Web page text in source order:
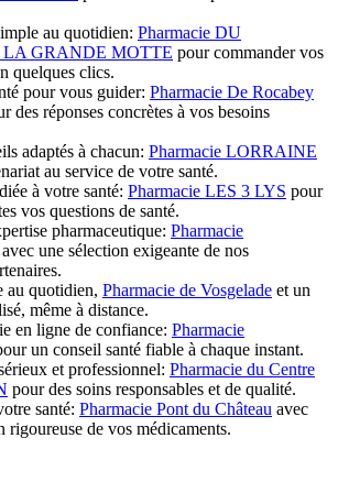
au quotidien: Pharmacie DU
GRANDE MOTTE pour commander vos
quelques clics.
pour vous guider: Pharmacie De Rocabey
des réponses concrètes à vos besoins
adaptés à chacun: Pharmacie LORRAINE
au service de votre santé.
à votre santé: Pharmacie LES 3 LYS pour
vos questions de santé.
pharmaceutique: Pharmacie
avec une sélection exigeante de nos
au quotidien, Pharmacie de Vosgelade et un
même à distance.
en ligne de confiance: Pharmacie
un conseil santé fiable à chaque instant.
et professionnel: Pharmacie du Centre
pour des soins responsables et de qualité.
santé: Pharmacie Pont du Château avec
rigoureuse de vos médicaments.